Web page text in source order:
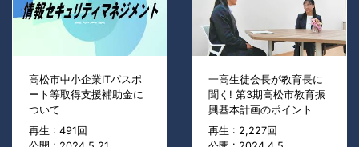
高松市中小企業ITパスポ
ート等取得支援補助金に
ついて
再生 : 491回
一高生徒会長が教育長に
聞く! 第3期高松市教育振
興基本計画のポイント
再生 : 2,227回